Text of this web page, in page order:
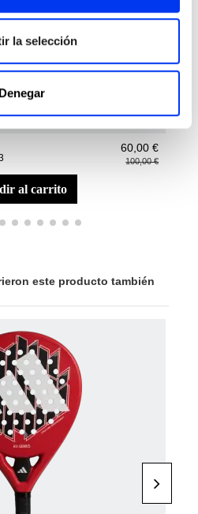
la selección
Denegar
60,00 €
100,00 €
al carrito
este producto también